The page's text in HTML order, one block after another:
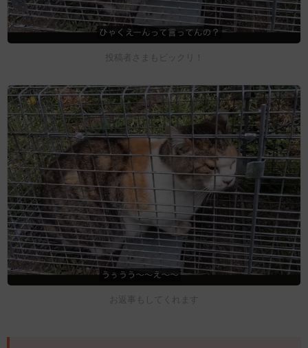
投稿者さまもビックリ！
お返事もしてくれます